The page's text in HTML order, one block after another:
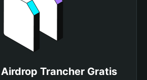
Trancher Gratis